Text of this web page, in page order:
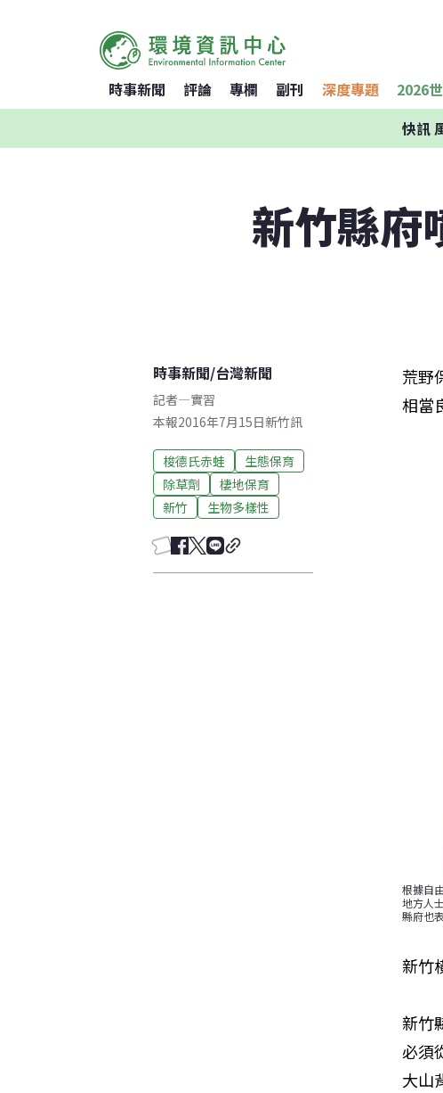
時事新聞 評論 專欄 副刊 深度專題 2026
快訊
新竹縣府
時事新聞/台灣新聞
記者—實習
本報2016年7月15日新竹訊
梭德氏赤蛙
生態保育
除草劑
棲地保育
新竹
生物多樣性
荒野
相當
根據自
地方人
縣府也
新竹
新竹
必須
大山